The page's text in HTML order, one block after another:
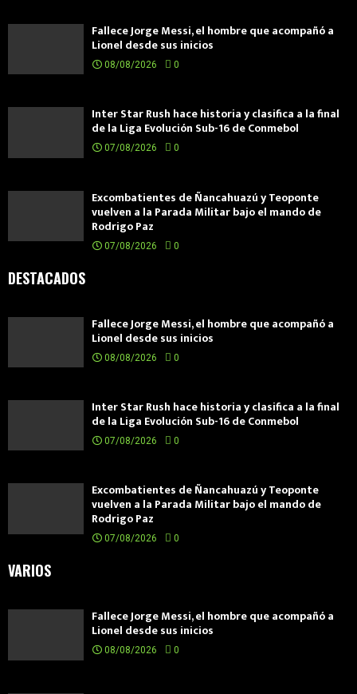
Fallece Jorge Messi, el hombre que acompañó a
Lionel desde sus inicios
08/08/2026 0
Inter Star Rush hace historia y clasifica a la final
de la Liga Evolución Sub-16 de Conmebol
07/08/2026 0
Excombatientes de Ñancahuazú y Teoponte
vuelven a la Parada Militar bajo el mando de
Rodrigo Paz
07/08/2026 0
DESTACADOS
Fallece Jorge Messi, el hombre que acompañó a
Lionel desde sus inicios
08/08/2026 0
Inter Star Rush hace historia y clasifica a la final
de la Liga Evolución Sub-16 de Conmebol
07/08/2026 0
Excombatientes de Ñancahuazú y Teoponte
vuelven a la Parada Militar bajo el mando de
Rodrigo Paz
07/08/2026 0
VARIOS
Fallece Jorge Messi, el hombre que acompañó a
Lionel desde sus inicios
08/08/2026 0